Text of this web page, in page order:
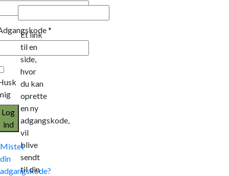
*
Log
ind
Mistet
din
adgangskode?
Et link
til en
side,
hvor
du kan
oprette
en ny
adgangskode,
vil
blive
sendt
til din